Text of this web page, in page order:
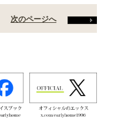
次のページへ